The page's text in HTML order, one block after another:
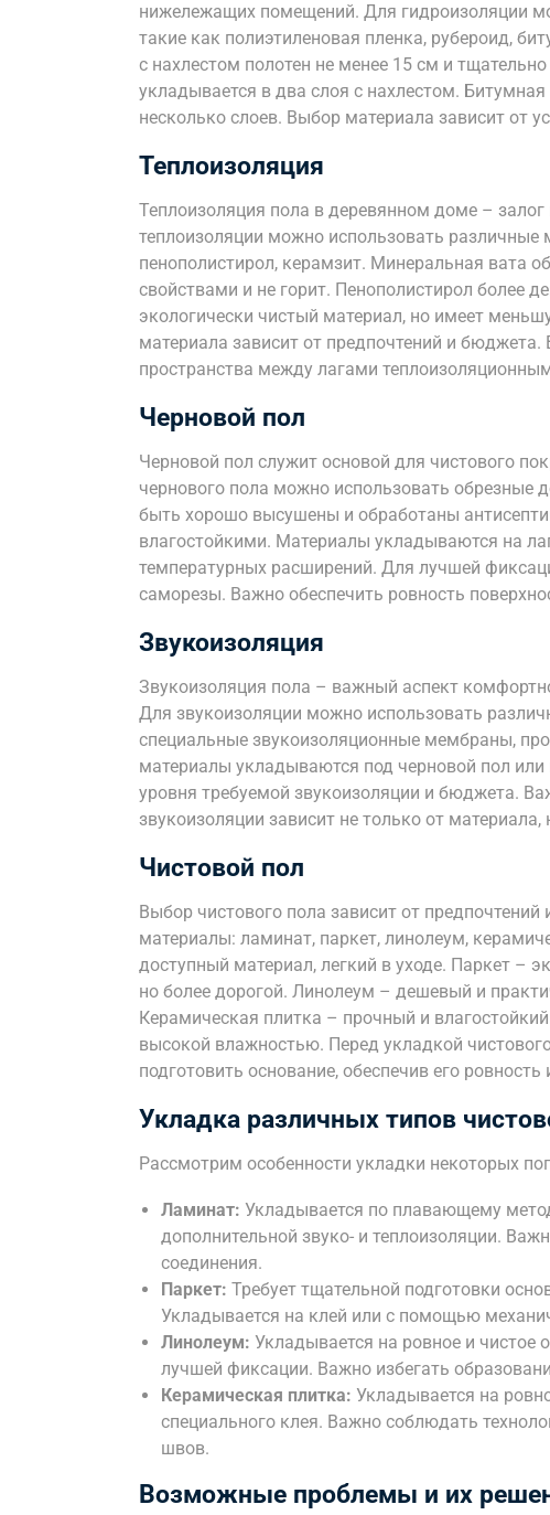
нижележащих помещений. Для гидроизоляции
такие как полиэтиленовая пленка, рубероид,
с нахлестом полотен не менее 15 см и
укладывается в два слоя с нахлестом.
несколько слоев. Выбор материала зависит от
Теплоизоляция
Теплоизоляция пола в деревянном доме –
теплоизоляции можно использовать различные
пенополистирол, керамзит. Минеральная вата
свойствами и не горит. Пенополистирол более
экологически чистый материал, но имеет
материала зависит от предпочтений и
пространства между лагами
Черновой пол
Черновой пол служит основой для чистового
чернового пола можно использовать обрезные
быть хорошо высушены и обработаны
влагостойкими. Материалы укладываются на
температурных расширений. Для лучшей
саморезы. Важно обеспечить ровность
Звукоизоляция
Звукоизоляция пола – важный аспект
Для звукоизоляции можно использовать
специальные звукоизоляционные мембраны,
материалы укладываются под черновой пол
уровня требуемой звукоизоляции и бюджета.
звукоизоляции зависит не только от
Чистовой пол
Выбор чистового пола зависит от
материалы: ламинат, паркет, линолеум,
доступный материал, легкий в уходе. Паркет –
но более дорогой. Линолеум – дешевый и
Керамическая плитка – прочный и
высокой влажностью. Перед укладкой
подготовить основание, обеспечив его ровность
Укладка различных типов
Рассмотрим особенности укладки некоторых
Ламинат: Укладывается по плавающему
дополнительной звуко- и теплоизоляции.
соединения.
Паркет: Требует тщательной подготовки
Укладывается на клей или с помощью
Линолеум: Укладывается на ровное и чистое
лучшей фиксации. Важно избегать
Керамическая плитка: Укладывается на
специального клея. Важно соблюдать
швов.
Возможные проблемы и их